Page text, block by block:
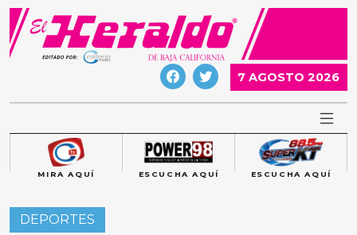
Skip
content
7 AGOSTO 2026
MIRA AQUÍ ESCUCHA AQUÍ ESCUCHA AQUÍ
DEPORTES